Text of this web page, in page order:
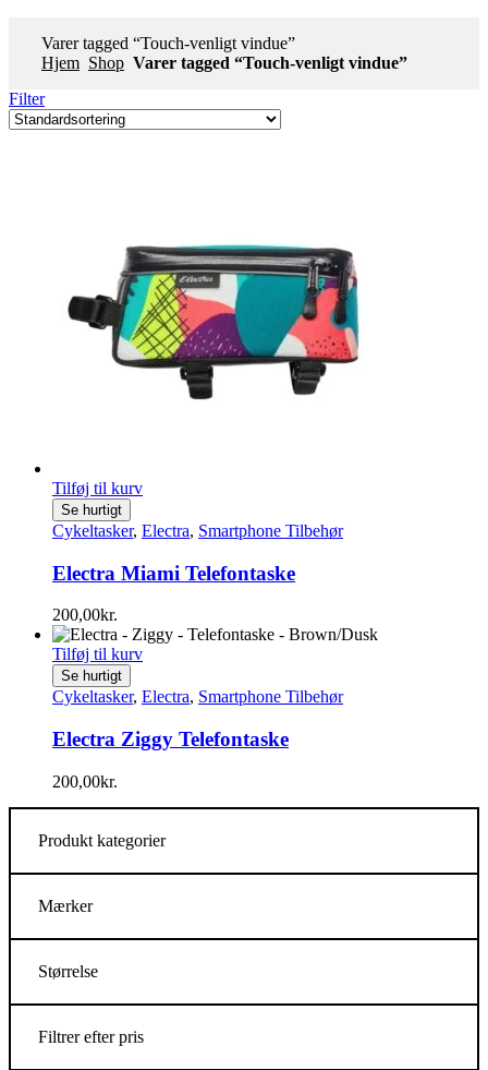
Varer tagged “Touch‑venligt vindue”
Hjem Shop Varer tagged “Touch‑venligt vindue”
Filter
Tilføj til kurv
Se hurtigt
Cykeltasker, Electra, Smartphone Tilbehør
Electra Miami Telefontaske
200,00kr.
Tilføj til kurv
Se hurtigt
Cykeltasker, Electra, Smartphone Tilbehør
Electra Ziggy Telefontaske
200,00kr.
Produkt kategorier
Mærker
Størrelse
Filtrer efter pris